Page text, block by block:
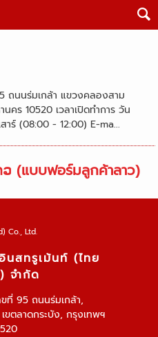
ถนนร่มเกล้า แขวงคลองสาม
คร 10520 เวลาเปิดทำการ วัน
ร์ (08:00 - 12:00) E-ma...
(แบบฟอร์มลูกค้าลาว)
สทรูเม้นท์ (ไทย
จำกัด
ที่ 95 ถนนร่มเกล้า,
ขตลาดกระบัง, กรุงเทพฯ